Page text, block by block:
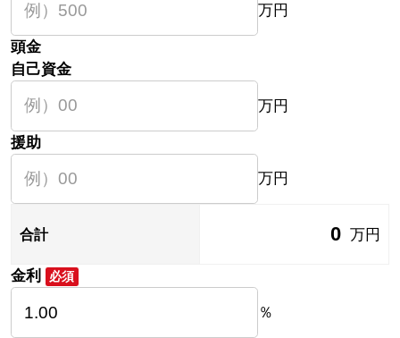
万円
頭金
自己資金
万円
援助
万円
合計 0 万円
金利 必須
％